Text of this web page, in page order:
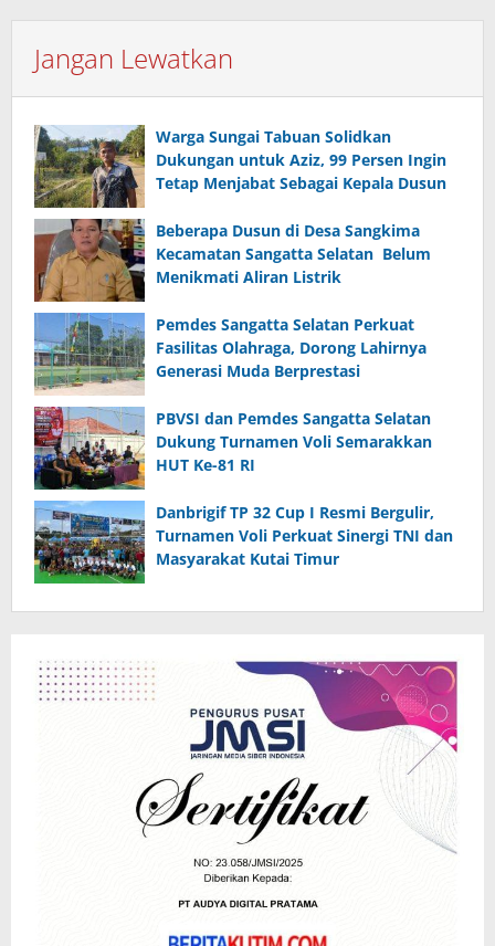
Jangan Lewatkan
Warga Sungai Tabuan Solidkan
Dukungan untuk Aziz, 99 Persen Ingin
Tetap Menjabat Sebagai Kepala Dusun
Beberapa Dusun di Desa Sangkima
Kecamatan Sangatta Selatan Belum
Menikmati Aliran Listrik
Pemdes Sangatta Selatan Perkuat
Fasilitas Olahraga, Dorong Lahirnya
Generasi Muda Berprestasi
PBVSI dan Pemdes Sangatta Selatan
Dukung Turnamen Voli Semarakkan
HUT Ke-81 RI
Danbrigif TP 32 Cup I Resmi Bergulir,
Turnamen Voli Perkuat Sinergi TNI dan
Masyarakat Kutai Timur